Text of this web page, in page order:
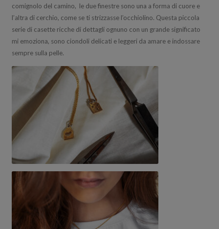
comignolo del camino, le due finestre sono una a forma di cuore e
l’altra di cerchio, come se ti strizzasse l’occhiolino. Questa piccola
serie di casette ricche di dettagli ognuno con un grande significato
mi emoziona, sono ciondoli delicati e leggeri da amare e indossare
sempre sulla pelle.